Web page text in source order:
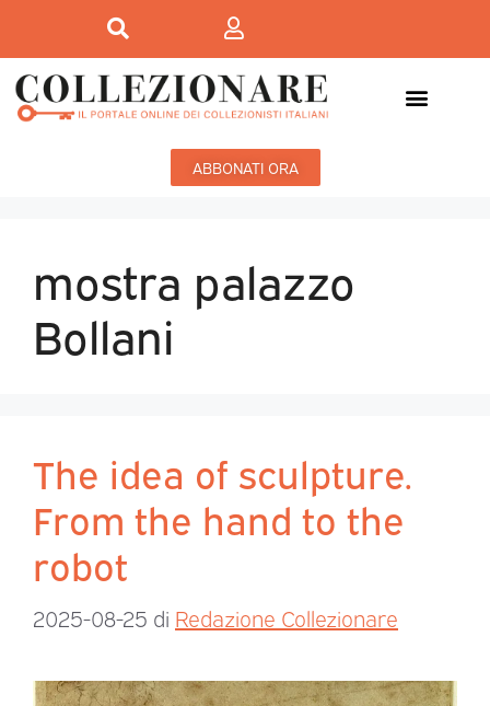
ABBONATI ORA
mostra palazzo
Bollani
The idea of sculpture.
From the hand to the
robot
2025-08-25 di Redazione Collezionare